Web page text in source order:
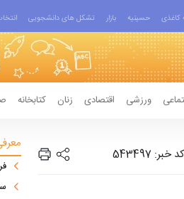
کاغذی حسینیه بازار تشکل های دانشجویی
ورزشی اقتصادی زنان کتابخانه
کد خبر: 543497